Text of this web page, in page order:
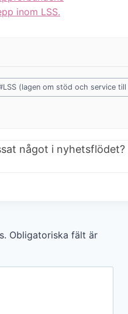
inom LSS.
LSS (lagen om stöd och service
något i
Obligatoriska fält är